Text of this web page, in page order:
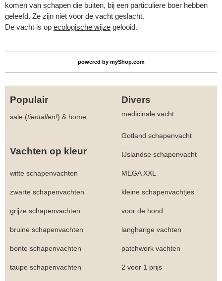
komen van schapen die buiten, bij een particuliere boer hebben
geleefd. Ze zijn niet voor de vacht geslacht.
De vacht is op ecologische wijze gelooid.
powered by myShop.com
Populair Divers
sale (tientallen!) & home medicinale vacht
Gotland schapenvacht
Vachten op kleur IJslandse schapenvacht
witte schapenvachten MEGA XXL
zwarte schapenvachten kleine schapenvachtjes
grijze schapenvachten voor de hond
bruine schapenvachten langharige vachten
bonte schapenvachten patchwork vachten
taupe schapenvachten 2 voor 1 prijs